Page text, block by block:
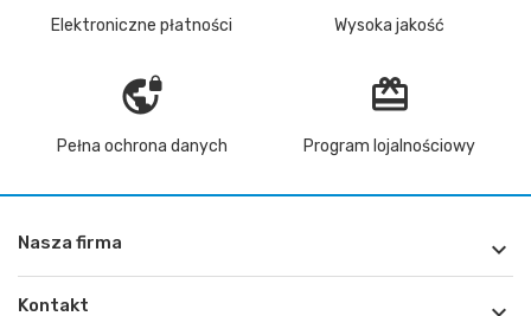
Elektroniczne płatności Wysoka jakość
vpn_lock
Pełna ochrona danych
redeem
Program lojalnościowy
Nasza firma 
Kontakt